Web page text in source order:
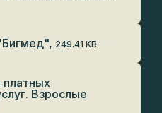
249.41 KB
платных
Взрослые